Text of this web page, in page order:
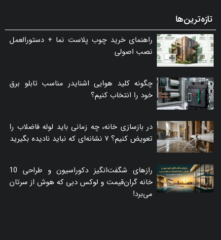
تازه‌ترین‌ها
راهنمای خرید چوب پلاست نما + دستورالعمل
نصب اصولی
چگونه کلید هوایی اشنایدر مناسب تابلو برق
خود را انتخاب کنیم؟
در بازسازی خانه، چه زمانی باید لوله فاضلاب را
تعویض کنیم؟ ۷ نشانه‌ای که نباید نادیده بگیرید
رازهای شگفت‌انگیز دکوراسیون و طراحی 10
خانه گران‌قیمت و لوکس دبی که هوش از سرتان
می‌برد!